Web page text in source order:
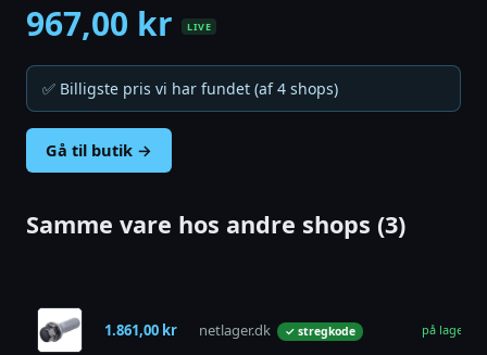
967,00 kr LIVE
✅ Billigste pris vi har fundet (af 4 shops)
Gå til butik →
Samme vare hos andre shops (3)
1.861,00 kr netlager.dk ✓ stregkode på lager